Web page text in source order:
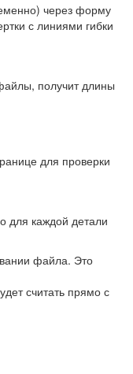
через форму
с линиями гибки
получит длины
для проверки
для каждой детали
файла. Это
считать прямо с